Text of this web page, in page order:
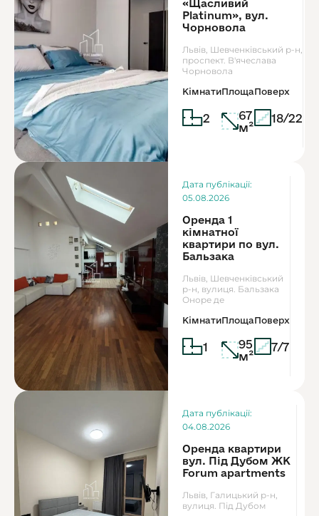
«Щасливий
Platinum», вул.
Чорновола
Львів, Шевченківський р-н,
проспект. В'ячеслава
Чорновола
Кімнати
2
Площа
67
м²
Поверх
18/22
Дата публікації:
05.08.2026
Оренда 1
кімнатної
квартири по вул.
Бальзака
Львів, Шевченківський
р-н, вулиця. Бальзака
Оноре де
Кімнати
1
Площа
95
м²
Поверх
7/7
Дата публікації:
04.08.2026
Оренда квартири
вул. Під Дубом ЖК
Forum apartments
Львів, Галицький р-н,
вулиця. Під Дубом